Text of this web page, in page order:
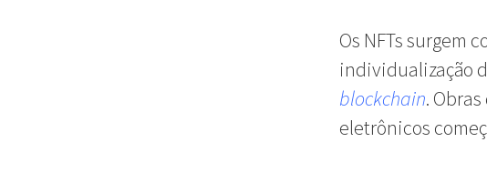
Os NFTs surgem
individualização
blockchain.
eletrônicos